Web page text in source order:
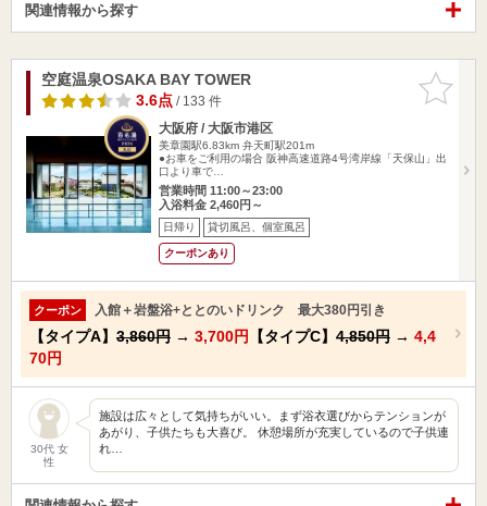
関連情報から探す
お気に入
りに追加
空庭温泉OSAKA BAY TOWER
3.6点/ 133 件
大阪府 / 大阪市港区
美章園駅6.83km 弁天町駅201m
●お車をご利用の場合 阪神高速道路4号湾岸線「天保山」出
口より車で…
営業時間 11:00～23:00
入浴料金 2,460円～
日帰り 貸切風呂、個室風呂
クーポンあり
クーポン 入館＋岩盤浴+ととのいドリンク 最大380円引き
【タイプA】 3,860円 → 3,700円 【タイプC】 4,850円 → 4,4
70円
30代 女
性
施設は広々として気持ちがいい。まず浴衣選びからテンションが
あがり、子供たちも大喜び。 休憩場所が充実しているので子供連
れ…